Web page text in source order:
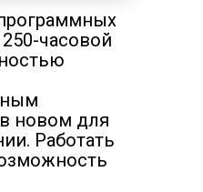
часовой
новом для
Работать